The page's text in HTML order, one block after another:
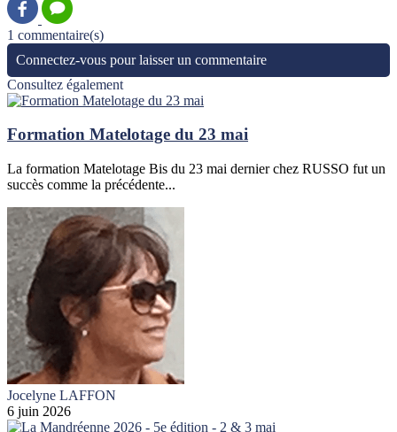
1 commentaire(s)
Connectez-vous pour laisser un commentaire
Consultez également
Formation Matelotage du 23 mai
La formation Matelotage Bis du 23 mai dernier chez RUSSO fut un
succès comme la précédente...
Jocelyne LAFFON
6 juin 2026